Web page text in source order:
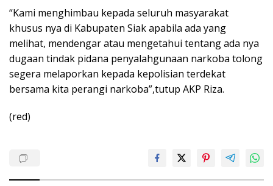
“Kami menghimbau kepada seluruh masyarakat
khusus nya di Kabupaten Siak apabila ada yang
melihat, mendengar atau mengetahui tentang ada nya
dugaan tindak pidana penyalahgunaan narkoba tolong
segera melaporkan kepada kepolisian terdekat
bersama kita perangi narkoba”,tutup AKP Riza.
(red)